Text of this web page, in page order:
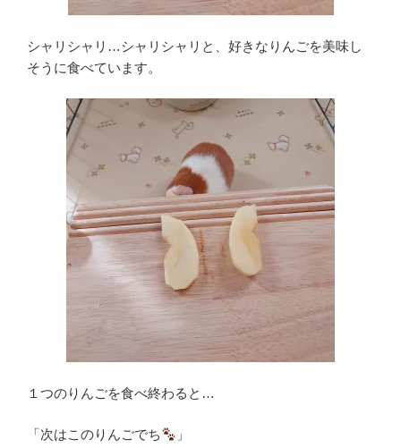
シャリシャリ…シャリシャリと、好きなりんごを美味し
そうに食べています。
１つのりんごを食べ終わると…
「次はこのりんごでち 」